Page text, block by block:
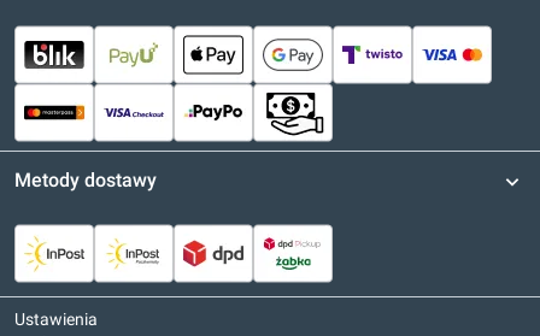
Metody dostawy
Ustawienia